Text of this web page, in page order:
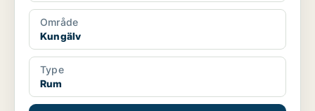
Område
Kungälv
Type
Rum